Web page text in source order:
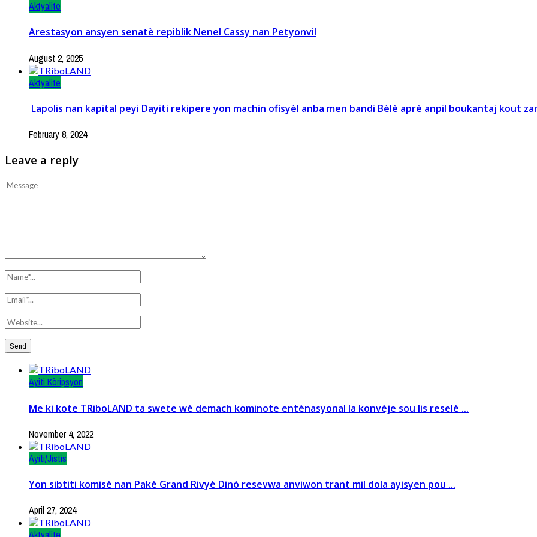
Aktyalite
Arestasyon ansyen senatè repiblik Nenel Cassy nan Petyonvil
August 2, 2025
Aktyalite
Lapolis nan kapital peyi Dayiti rekipere yon machin ofisyèl anba men bandi Bèlè aprè anpil boukantaj kout
February 8, 2024
Leave a reply
Ayiti Kòripsyon
Me ki kote TRiboLAND ta swete wè demach kominote entènasyonal la konvèje sou lis reselè ...
November 4, 2022
Ayiti/Jistis
Yon sibtiti komisè nan Pakè Grand Rivyè Dinò resevwa anviwon trant mil dola ayisyen pou ...
April 27, 2024